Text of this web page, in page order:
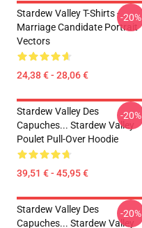
Stardew Valley T-Shirts -
Marriage Candidate Portrait
Vectors
24,38 € - 28,06 €
-20%
Stardew Valley Des
Capuches... Stardew Valley
Poulet Pull-Over Hoodie
39,51 € - 45,95 €
-20%
Stardew Valley Des
Capuches... Stardew Valley
-20%